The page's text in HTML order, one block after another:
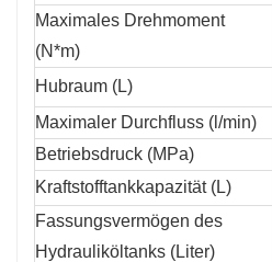
Maximales Drehmoment
(N*m)
Hubraum (L)
Maximaler Durchfluss (l/min)
Betriebsdruck (MPa)
Kraftstofftankkapazität (L)
Fassungsvermögen des
Hydrauliköltanks (Liter)